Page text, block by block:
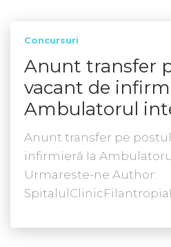
Concursuri
Anunt transfer
vacant de
Ambulatorul
Anunt transfer pe
infirmieră la
Urmareste-ne Author: